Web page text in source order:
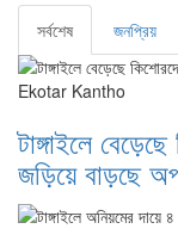
সর্বশেষ জনপ্রিয়
টাঙ্গাইলে
জড়িয়ে বাড়ছে